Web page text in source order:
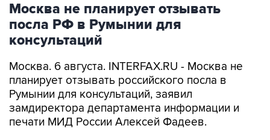
Москва не планирует отзывать
посла РФ в Румынии для
консультаций
Москва. 6 августа. INTERFAX.RU - Москва не
планирует отзывать российского посла в
Румынии для консультаций, заявил
замдиректора департамента информации и
печати МИД России Алексей Фадеев.